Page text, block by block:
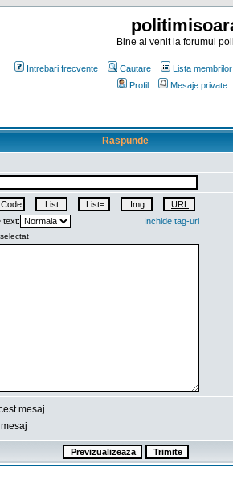
Bine ai venit la forumul
Intrebari frecvente Cautare Lista membrilor
Profil
Mesaje private
Raspunde
text: Inchide tag-uri
mesaj